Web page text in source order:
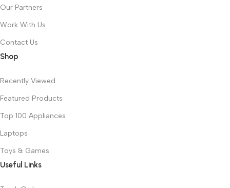
Our Partners
Work With Us
Contact Us
Shop
Recently Viewed
Featured Products
Top 100 Appliances
Laptops
Toys & Games
Useful Links